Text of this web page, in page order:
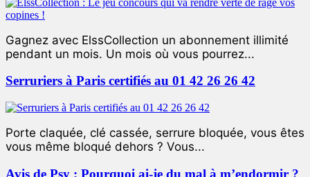
Gagnez avec ElssCollection un abonnement illimité
pendant un mois. Un mois où vous pourrez...
Serruriers à Paris certifiés au 01 42 26 26 42
Porte claquée, clé cassée, serrure bloquée, vous êtes
vous même bloqué dehors ? Vous...
Avis de Psy : Pourquoi ai-je du mal à m’endormir ?